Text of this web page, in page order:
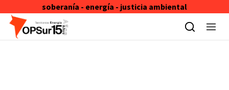
soberanía - energía - justicia ambiental
Skip to content